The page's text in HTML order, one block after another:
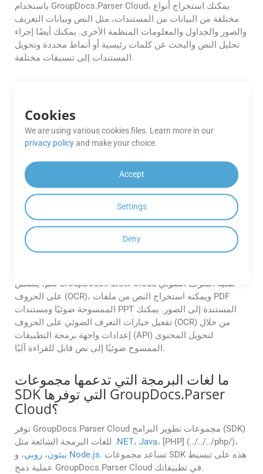
باستخدام GroupDocs.Parser Cloud، يمكنك استخراج أنواع
مختلفة من البيانات من المستندات، مثل النص وبيانات التعريف
والصور والجداول والمعلومات المنظمة الأخرى. يمكنك أيضًا إجراء
تحليل النص والبحث عن كلمات رئيسية أو أنماط محددة وتحويل
المستندات إلى تنسيقات مختلفة.
نعم، يوفر GroupDocs.Parser Cloud
واجهة برمجة التطبيقات، [أمثلة SDK]
https://groupdocscloud.github.io/)، [نماذج التعليمات
البرمجية] (https://groupdocscloud.github.io/)، وأدلة
لمساعدتك على البدء في دمج واجهة برمجة التطبيقات (API)
واستخدامها بشكل فعال.
هل يمكنني استخراج البيانات من ملف PDF
ممسوح ضوئيًا أو مستند قائم على صورة
PPT باستخدام GroupDocs.Parser
نعم، يتضمن GroupDocs.Parser Cloud تقنية التعرف الضوئي
على الحروف (OCR)، ويمكنه استخراج النص من ملفات PDF
الممسوحة ضوئيًا ومستندات PPT المستندة إلى الصور. يمكنك
تفعيل خيارات التعرف الضوئي على الحروف (OCR) من خلال
إعدادات واجهة برمجة التطبيقات (API) لتحويل المحتوى
الممسوح ضوئيًا إلى نص قابل للقراءة آليًا.
ما لغات البرمجة التي تدعمها مجموعات
SDK التي توفرها GroupDocs.Parser
Cloud؟
توفر GroupDocs.Parser Cloud مجموعات تطوير البرامج (SDK)
.NET، Java، [PHP] (../../../php/)،
بيثون، روبي Node.js. تساعد مجموعات SDK هذه على تبسيط
عملية دمج GroupDocs.Parser Cloud في تطبيقاتك.
Cookies
We are using various cookies files. Learn more in our
privacy policyand make your choice.
Accept
Settings
Deny